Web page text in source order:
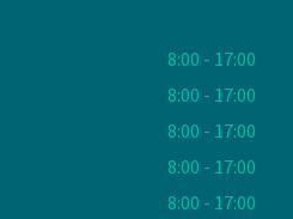
8:00 - 17:00
8:00 - 17:00
8:00 - 17:00
8:00 - 17:00
8:00 - 17:00